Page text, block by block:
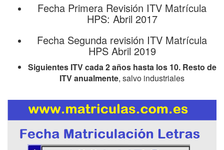
Fecha Primera Revisión ITV Matrícula
HPS: Abril 2017
Fecha Segunda revisión ITV Matrícula
HPS Abril 2019
Siguientes ITV cada 2 años hasta los 10. Resto de
ITV anualmente, salvo industriales